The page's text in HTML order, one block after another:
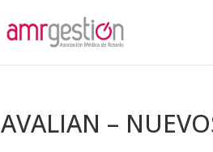
AVALIAN –